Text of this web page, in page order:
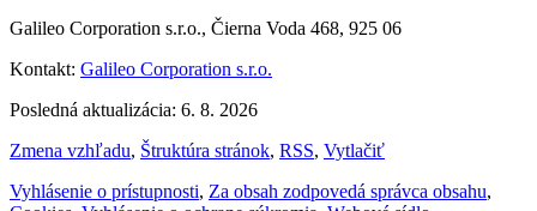
Galileo Corporation s.r.o., Čierna Voda 468, 925 06
Kontakt: Galileo Corporation s.r.o.
Posledná aktualizácia: 6. 8. 2026
Zmena vzhľadu, Štruktúra stránok, RSS, Vytlačiť
Vyhlásenie o prístupnosti, Za obsah zodpovedá správca obsahu,